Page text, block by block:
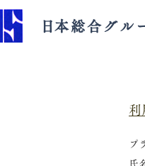
日本総合グル
利
プ
氏